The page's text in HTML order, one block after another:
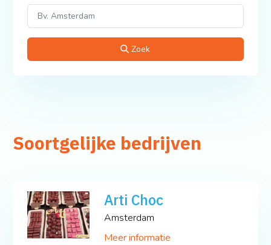
Zoek
Soortgelijke bedrijven
Arti Choc
Amsterdam
Meer informatie